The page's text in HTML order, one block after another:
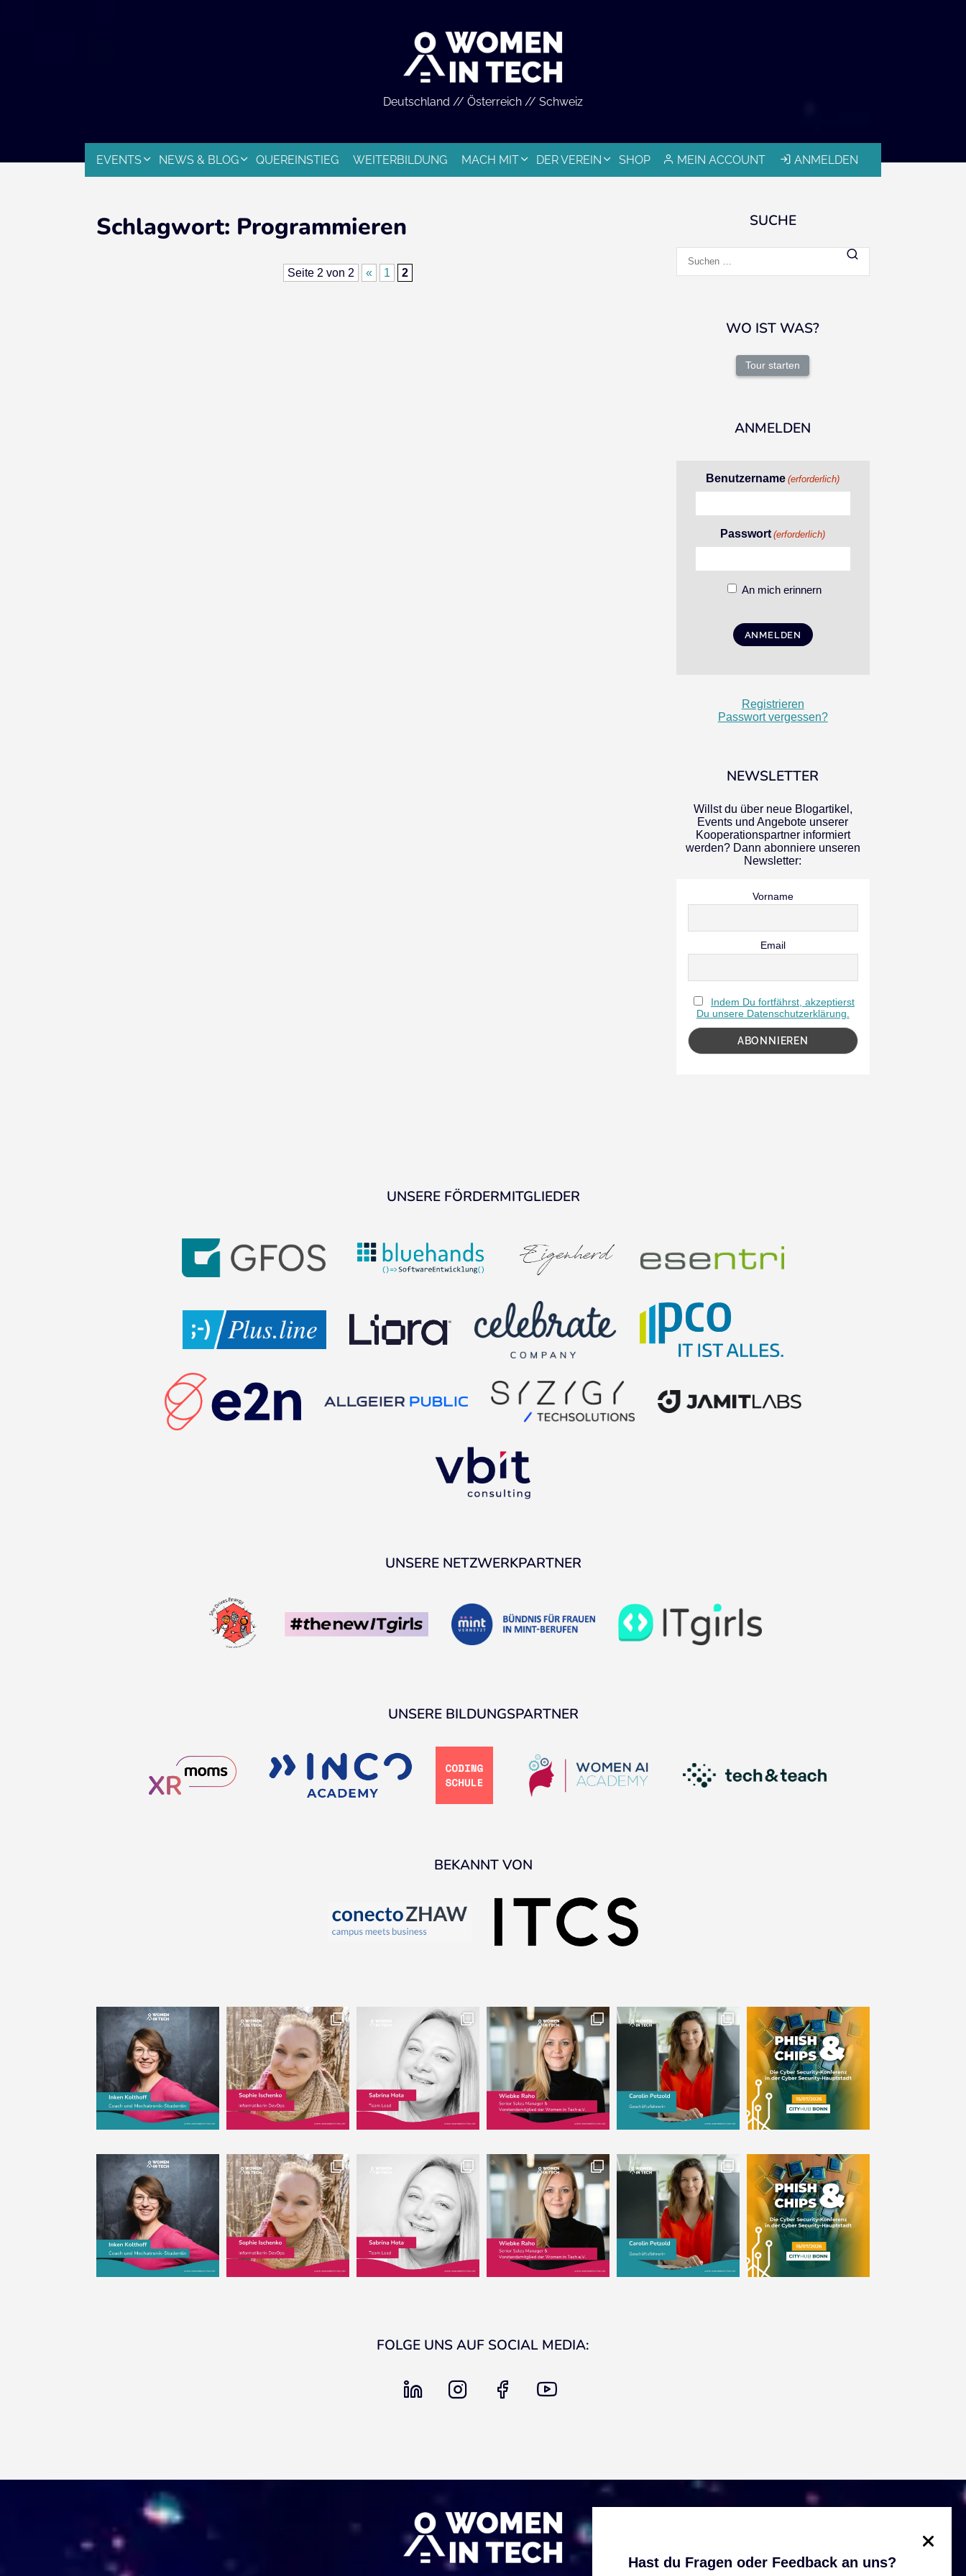
Deutschland // Österreich // Schweiz
MEIN ACCOUNT ANMELDEN
EVENTS NEWS & BLOG QUEREINSTIEG WEITERBILDUNG MACH MIT DER VEREIN SHOP
Schlagwort: Programmieren
Seite 2 von 2 « 1 2
SUCHE
nach:
WO IST WAS?
Tour starten
ANMELDEN
Benutzername (erforderlich)
Passwort (erforderlich)
An mich erinnern
Registrieren
Passwort vergessen?
NEWSLETTER
Willst du über neue Blogartikel,
Events und Angebote unserer
Kooperationspartner informiert
werden? Dann abonniere unseren
Newsletter:
Vorname
Email
Indem Du fortfährst, akzeptierst
Du unsere Datenschutzerklärung.
UNSERE FÖRDERMITGLIEDER
UNSERE NETZWERKPARTNER
UNSERE BILDUNGSPARTNER
BEKANNT VON
FOLGE UNS AUF SOCIAL MEDIA:
linkedin instagram
Hast du Fragen oder Feedback an uns?